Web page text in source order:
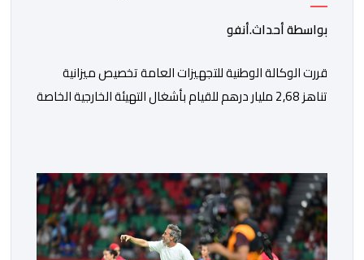
بواسطة أحداث.أنفو
قررت الوكالة الوطنية للتجهيزات العامة تخصيص ميزانية
تناهز 2,68 مليار درهم للقيام بأشغال التهيئة الخارجية الخاصة
نهائيات كأس العالم 2030. ​وكشف مصدر مطلع أن هذا
الغلاف المالي يندرج في إطار الحصة رقم 7 من القائمة
الإجمالية لطلبات العروض […]